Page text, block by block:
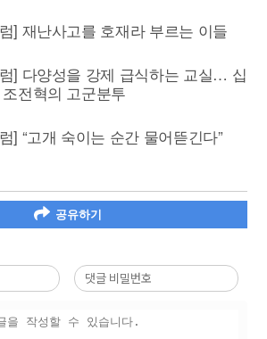
] 재난사고를 호재라 부르는 이들
] 다양성을 강제 급식하는 교실… 십
전혁의 고군분투
] “고개 숙이는 순간 물어뜯긴다”
공유하기